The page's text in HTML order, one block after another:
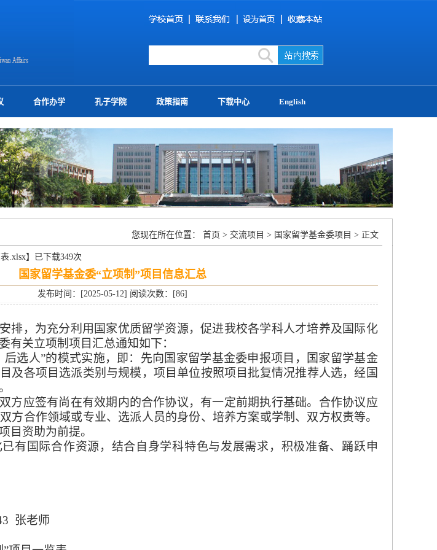
合作办学 孔子学院 政策指南 下载中心 English
您现在所在位置： 首页 > 交流项目 > 国家留学基金委项目 > 正文
.xlsx】已下载349次
国家留学基金委“立项制”项目信息汇总
发布时间：[2025-05-12] 阅读次数：[86]
排， 为充分利用 国家优质留学资源，促进我校各学科人才培养及 国际化
有关立项制项目汇总通知如下：
后选人”的模式实施，即：先向国家留学基金委申报项目，国家留学基金
及各项目选派类别与规模，项目单位按照项目批复情况推荐人选，经国
方应签有尚在有效期内的合作协议，有一定前期执行基础。合作协议应
方合作领域或专业、选派人员的身份、培养方案或学制、双方权责等。
目资助为前提。
有国际合作资源，结合自身学科特色与发展需求，积极准备、踊跃申
张老师